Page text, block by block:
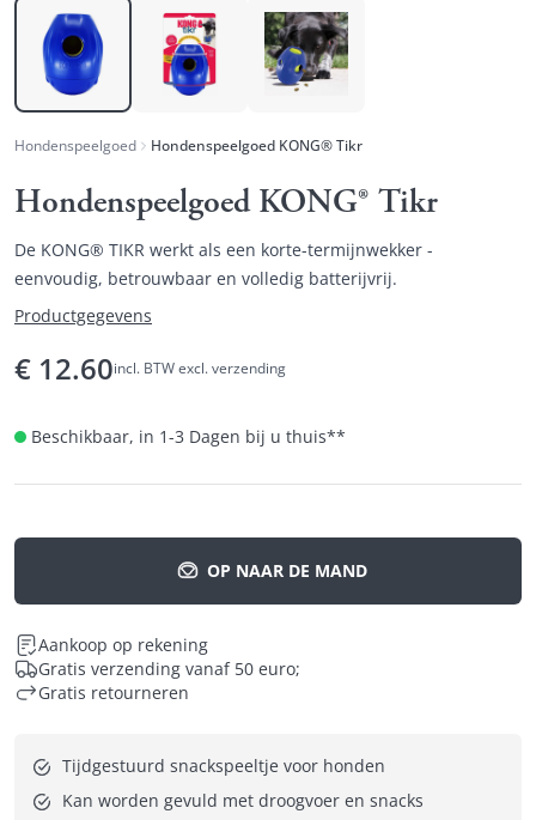
Hondenspeelgoed Hondenspeelgoed KONG® Tikr
Hondenspeelgoed KONG® Tikr
De KONG® TIKR werkt als een korte-termijnwekker -
eenvoudig, betrouwbaar en volledig batterijvrij.
Productgegevens
€ 12.60incl. BTW excl. verzending
Beschikbaar, in 1-3 Dagen bij u thuis**
OP NAAR DE MAND
Aankoop op rekening
Gratis verzending vanaf 50 euro;
Gratis retourneren
Tijdgestuurd snackspeeltje voor honden
Kan worden gevuld met droogvoer en snacks